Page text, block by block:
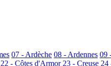
07 - Ardèche 08 - Ardennes 09
22 - Côtes d'Armor 23 - Creuse 24